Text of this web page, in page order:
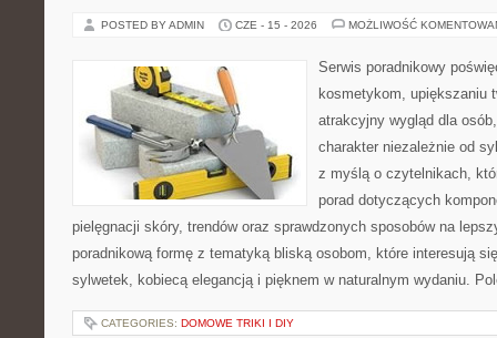
POSTED BY ADMIN CZE - 15 - 2026 MOŻLIWOŚĆ
Serwis poradnikowy
kosmetykom, upiększaniu
atrakcyjny wygląd dla
charakter niezależnie od
z myślą o czytelnikach,
porad dotyczących
pielęgnacji skóry, trendów oraz sprawdzonych sposobów na
poradnikową formę z tematyką bliską osobom, które interesują
sylwetek, kobiecą elegancją i pięknem w naturalnym wydaniu.
CATEGORIES: DOMOWE TRIKI I DIY